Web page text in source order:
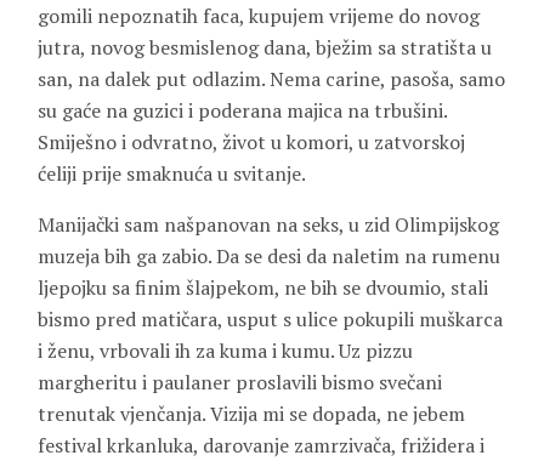
gomili nepoznatih faca, kupujem vrijeme do novog
jutra, novog besmislenog dana, bježim sa stratišta u
san, na dalek put odlazim. Nema carine, pasoša, samo
su gaće na guzici i poderana majica na trbušini.
Smiješno i odvratno, život u komori, u zatvorskoj
ćeliji prije smaknuća u svitanje.
Manijački sam našpanovan na seks, u zid Olimpijskog
muzeja bih ga zabio. Da se desi da naletim na rumenu
ljepojku sa finim šlajpekom, ne bih se dvoumio, stali
bismo pred matičara, usput s ulice pokupili muškarca
i ženu, vrbovali ih za kuma i kumu. Uz pizzu
margheritu i paulaner proslavili bismo svečani
trenutak vjenčanja. Vizija mi se dopada, ne jebem
festival krkanluka, darovanje zamrzivača, frižidera i